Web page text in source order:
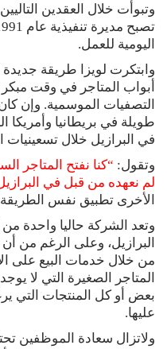
وتبوأت خلال العقدين
اليومية للعمل.
وابتكرت لويزا طريقة
أبواب المتاجر في وقت
التصفيات الموسمية. وإن
طويلة في بريطانيا وأمريكا
في البرازيل خلال تسعينيات
وتقول: “كنا نفتح المتاجر
لم نعهده من قبل في
الأخرى تطبيق نفس
وتعد الشركة حاليا واحدة
البرازيل، وعلى الرغم من
من خلال خدمات البيع على
المتاجر الصغيرة التي لا
بعض أو كل المنتجات التي
عليها.
ولاتزال سعادة الموظفين